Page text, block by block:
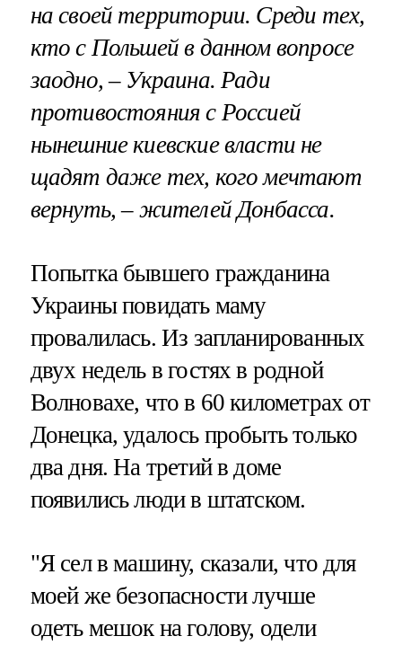
на своей территории. Среди тех,
кто с Польшей в данном вопросе
заодно, – Украина. Ради
противостояния с Россией
нынешние киевские власти не
щадят даже тех, кого мечтают
вернуть, – жителей Донбасса.
Попытка бывшего гражданина
Украины повидать маму
провалилась. Из запланированных
двух недель в гостях в родной
Волновахе, что в 60 километрах от
Донецка, удалось пробыть только
два дня. На третий в доме
появились люди в штатском.
"Я сел в машину, сказали, что для
моей же безопасности лучше
одеть мешок на голову, одели